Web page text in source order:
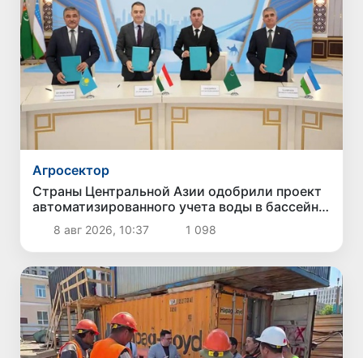
Агросектор
Страны Центральной Азии одобрили проект
автоматизированного учета воды в бассейне
Сырдарьи
8 авг 2026, 10:37 1 098